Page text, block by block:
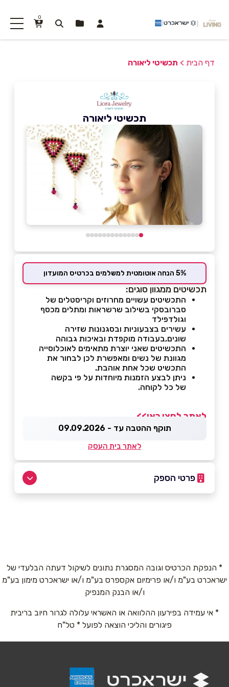
0
דף הבית > תכשיטי ליאורה
תכשיטי ליאורה
5% הנחה אוטומטית למשלמים בכרטיס המועדון
תכשיטים ממגוון סוגים:
התכשיטים עשויים מחרוזים וקריסטלים של
סברובסקי בשילוב שרשראות ומתלים מכסף
וגולדפילד
עשירים בצבעוניות ובסגנונות שזירה
שונים,בעבודה מוקפדת ובאיכות גבוהה
התכשיטים שאני יוצרת מתאימים לאוכלוסייה
מגוונת של נשים ומאפשרת לכן לבחור את
התכשיט שכל אחת אוהבת.
ניתן לבצע הזמנות מיוחדות על פי בקשה
של כל לקוחה.
לאתר לחצו כאן>>
תוקף ההטבה עד - 09.09.2026
לאתר בית העסק
פרטי הספק
שם מלא*
טלפון*
נושא*
* הנפקת הכרטיס וגובה המסגרת נתונים לשיקול דעתה הבלעדי של
ישראכרט בע"מ ו/או פרימיום אקספרס בע"מ ו/או ישראכרט מימון בע"מ
ו/או הבנק המנפיק
* אי עמידה בפירעון ההלוואה או האשראי עלולה לגרור חיוב בריבית
פיגורים והליכי הוצאה לפועל * טל"ח